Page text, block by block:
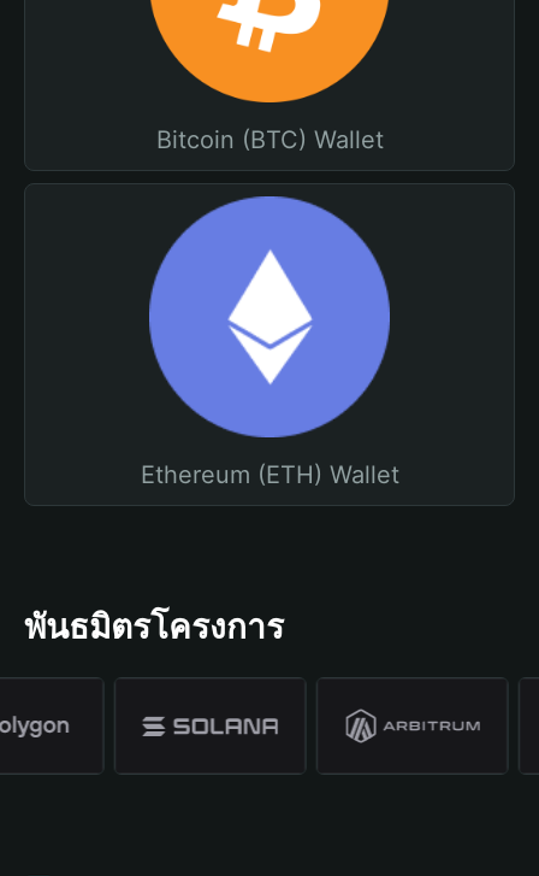
Bitcoin (BTC) Wallet
Ethereum (ETH) Wallet
พันธมิตรโครงการ